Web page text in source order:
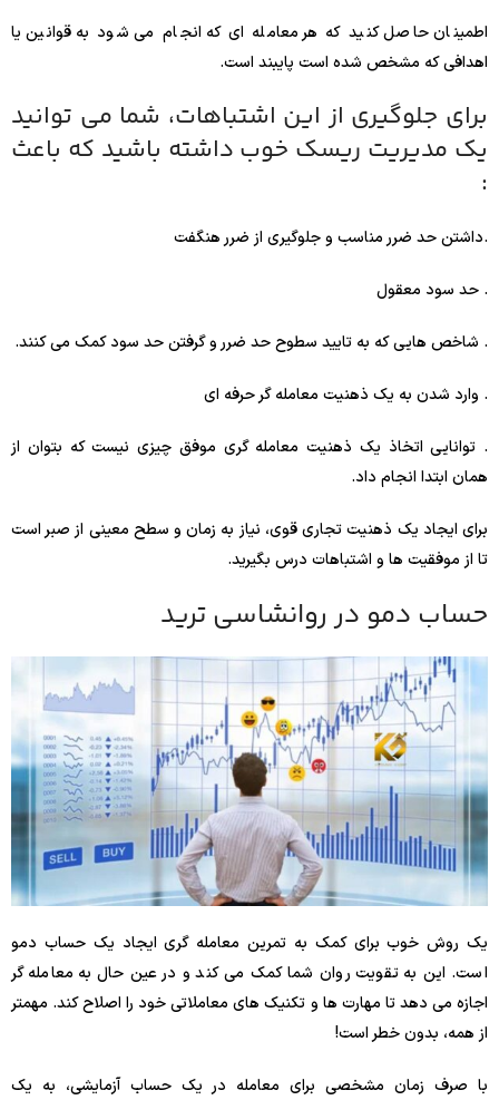
اطمینان حاصل کنید که هر معامله ای که انجام می شود به قوانین یا
اهدافی که مشخص شده است پایبند است.
برای جلوگیری از این اشتباهات، شما می توانید
یک مدیریت ریسک خوب داشته باشید که باعث
:
.داشتن حد ضرر مناسب و جلوگیری از ضرر هنگفت
. حد سود معقول
. شاخص هایی که به تایید سطوح حد ضرر و گرفتن حد سود کمک می کنند.
. وارد شدن به یک ذهنیت معامله گر حرفه ای
. توانایی اتخاذ یک ذهنیت معامله گری موفق چیزی نیست که بتوان از
همان ابتدا انجام داد.
برای ایجاد یک ذهنیت تجاری قوی، نیاز به زمان و سطح معینی از صبر است
تا از موفقیت ها و اشتباهات درس بگیرید.
حساب دمو در روانشاسی ترید
یک روش خوب برای کمک به تمرین معامله گری ایجاد یک حساب دمو
است. این به تقویت روان شما کمک می کند و در عین حال به معامله گر
اجازه می دهد تا مهارت ها و تکنیک های معاملاتی خود را اصلاح کند. مهمتر
از همه، بدون خطر است!
با صرف زمان مشخصی برای معامله در یک حساب آزمایشی، به یک